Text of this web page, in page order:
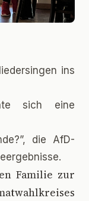
ins
sich eine
die AfD-
Familie zur